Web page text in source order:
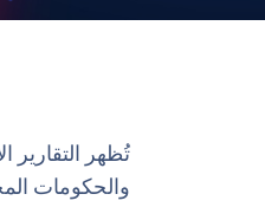
تُظهر التقارير
والحكومات